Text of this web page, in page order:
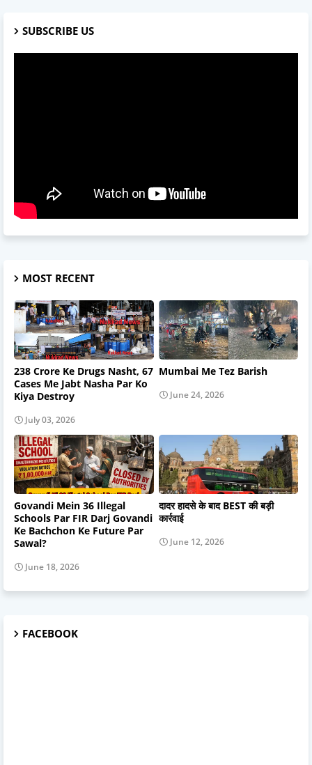
SUBSCRIBE US
MOST RECENT
238 Crore Ke Drugs Nasht, 67
Cases Me Jabt Nasha Par Ko
Kiya Destroy
July 03, 2026
Mumbai Me Tez Barish
June 24, 2026
Govandi Mein 36 Illegal
Schools Par FIR Darj Govandi
Ke Bachchon Ke Future Par
Sawal?
June 18, 2026
दादर हादसे के बाद BEST की बड़ी
कार्रवाई
June 12, 2026
FACEBOOK